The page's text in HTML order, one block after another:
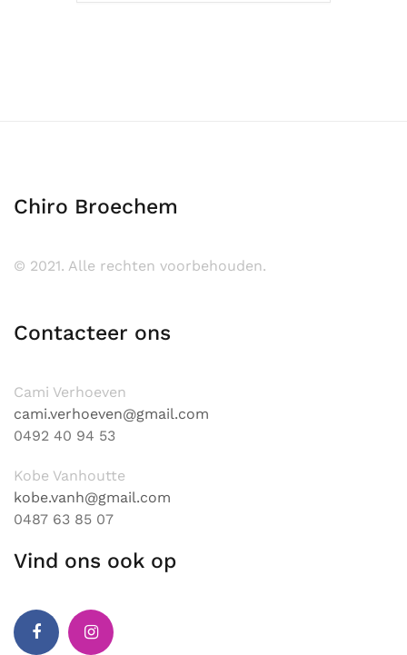
Chiro Broechem
© 2021. Alle rechten voorbehouden.
Contacteer ons
Cami Verhoeven
cami.verhoeven@gmail.com
0492 40 94 53
Kobe Vanhoutte
kobe.vanh@gmail.com
0487 63 85 07
Vind ons ook op